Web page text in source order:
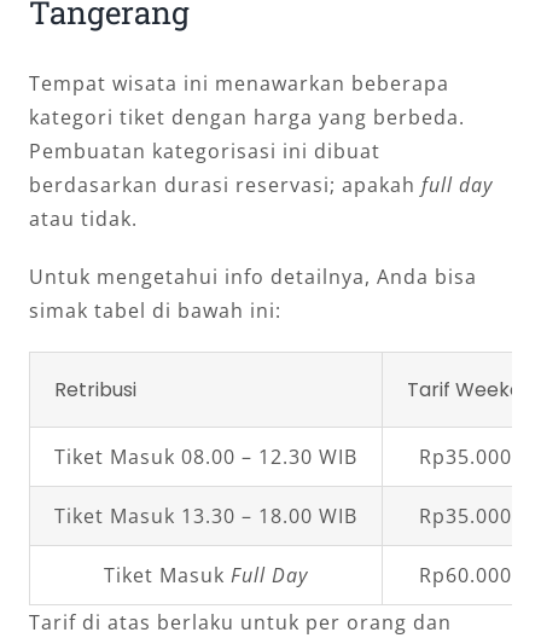
Tangerang
Tempat wisata ini menawarkan beberapa
kategori tiket dengan harga yang berbeda.
Pembuatan kategorisasi ini dibuat
berdasarkan durasi reservasi; apakah full day
atau tidak.
Untuk mengetahui info detailnya, Anda bisa
simak tabel di bawah ini:
Retribusi Tarif
Tiket Masuk 08.00 – 12.30 WIB Rp35.000,00
Tiket Masuk 13.30 – 18.00 WIB Rp35.000,00
Tiket Masuk Full Day
Rp60.000,00
Tarif di atas berlaku untuk per orang dan